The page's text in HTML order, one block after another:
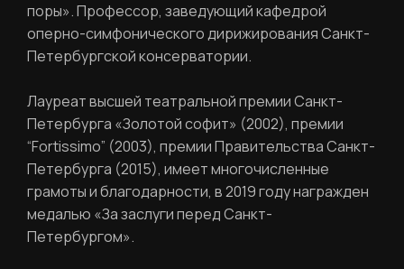
поры». Профессор, заведующий кафедрой
оперно-симфонического дирижирования Санкт-
Петербургской консерватории.
Лауреат высшей театральной премии Санкт-
Петербурга «Золотой софит» (2002), премии
“Fortissimo” (2003), премии Правительства Санкт-
Петербурга (2015), имеет многочисленные
грамоты и благодарности, в 2019 году награжден
медалью «За заслуги перед Санкт-
Петербургом».